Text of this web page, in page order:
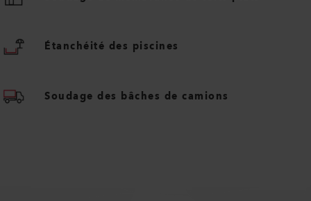
Étanchéité des piscines
Soudage des bâches de camions